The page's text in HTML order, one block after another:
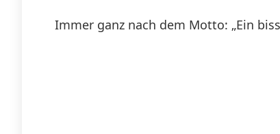
Immer ganz nach dem Motto: „Ein